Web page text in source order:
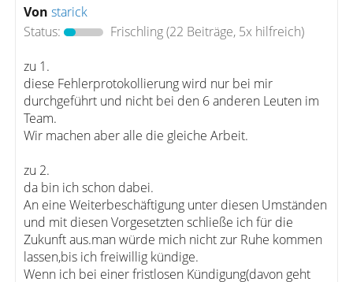
Von starick
Status:
Frischling(22 Beiträge, 5x hilfreich)
zu 1.
diese Fehlerprotokollierung wird nur bei mir
durchgeführt und nicht bei den 6 anderen Leuten im
Team.
Wir machen aber alle die gleiche Arbeit.
zu 2.
da bin ich schon dabei.
An eine Weiterbeschäftigung unter diesen Umständen
und mit diesen Vorgesetzten schließe ich für die
Zukunft aus.man würde mich nicht zur Ruhe kommen
lassen,bis ich freiwillig kündige.
Wenn ich bei einer fristlosen Kündigung(davon geht